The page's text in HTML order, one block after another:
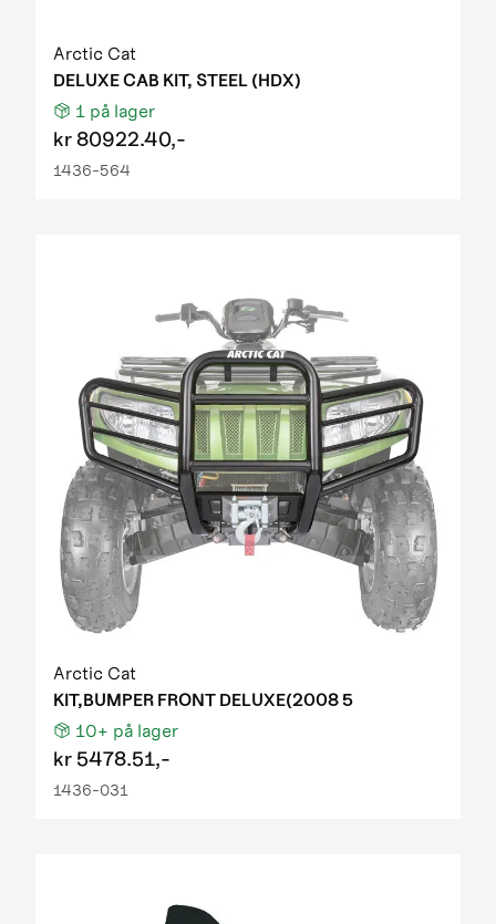
Arctic Cat
DELUXE CAB KIT, STEEL (HDX)
1 på lager
kr80922.40,-
1436-564
Arctic Cat
KIT,BUMPER FRONT DELUXE(2008 5
10+ på lager
kr 5478.51,-
1436-031